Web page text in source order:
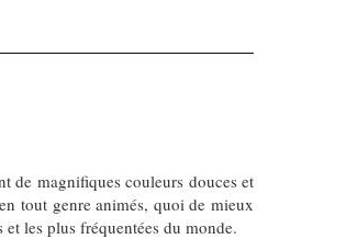
de magnifiques couleurs douces et
tout genre animés, quoi de mieux
les plus fréquentées du monde.